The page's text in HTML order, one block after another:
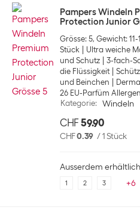
Pampers Windeln
Protection Junior
Grösse: 5, Gewicht: 11-
Stück
Ultra weiche
und Schutz
3-fach-
die Flüssigkeit
und Beinchen
26 EU-Parfüm
Kategorie: Windeln
CHF 59.90
CHF0.39 /1 Stück
Ausserdem
1 2 3 +6